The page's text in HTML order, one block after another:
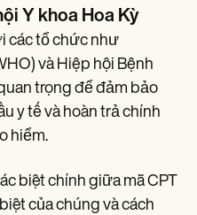
Y khoa Hoa Kỳ
các tổ chức như
và Hiệp hội Bệnh
trọng để đảm bảo
y tế và hoàn trả chính
hiểm.
biệt chính giữa mã CPT
của chúng và cách